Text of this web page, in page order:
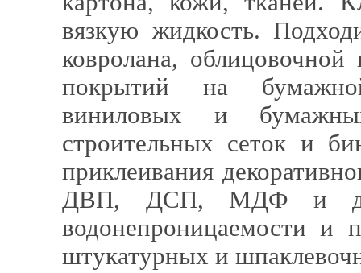
вязкую жидкость.
ковролана,
покрытий на
виниловых и
строительных сеток и
приклеивания
ДВП, ДСП, МДФ и
водонепроницаемости и
штукатурных и